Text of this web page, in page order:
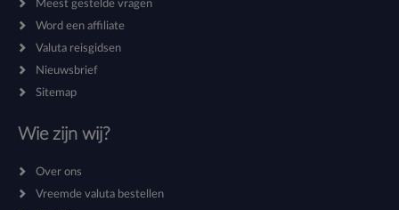
Meest gestelde vragen
Word een affiliate
Valuta reisgidsen
Nieuwsbrief
Sitemap
Wie zijn wij?
Over ons
Vreemde valuta bestellen